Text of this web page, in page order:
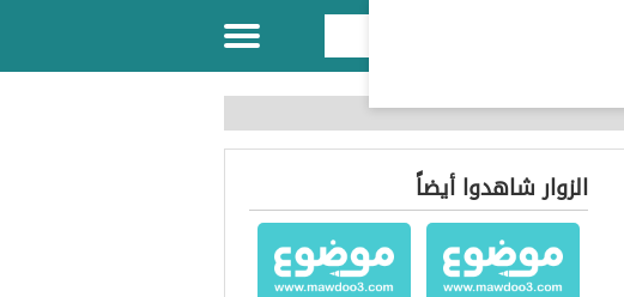
الزوار شاهدوا أيضاً